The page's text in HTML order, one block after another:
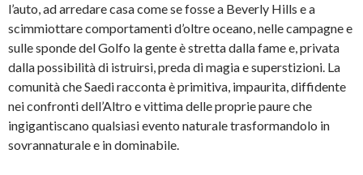
l’auto, ad arredare casa come se fosse a Beverly Hills e a
scimmiottare comportamenti d’oltre oceano, nelle campagne e
sulle sponde del Golfo la gente è stretta dalla fame e, privata
dalla possibilità di istruirsi, preda di magia e superstizioni. La
comunità che Saedi racconta è primitiva, impaurita, diffidente
nei confronti dell’Altro e vittima delle proprie paure che
ingigantiscano qualsiasi evento naturale trasformandolo in
sovrannaturale e in dominabile.